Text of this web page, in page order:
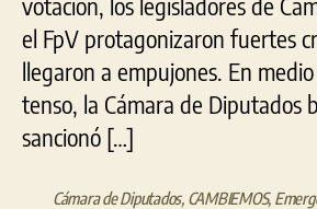
el FpV protagonizaron fuertes
llegaron a empujones. En
tenso, la Cámara de Diputados
sancionó […]
Cámara de Diputados, CAMBIEMOS,